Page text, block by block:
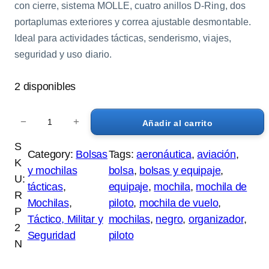
con cierre, sistema MOLLE, cuatro anillos D-Ring, dos
portaplumas exteriores y correa ajustable desmontable.
Ideal para actividades tácticas, senderismo, viajes,
seguridad y uso diario.
2 disponibles
c
h
i
l
a
T
á
− + Añadir al carrito
S
K
U:
R
P
2
N
Category: Bolsas
y mochilas
tácticas
Mochilas
Táctico, Militar y
Seguridad
Tags:aeronáutica, aviación
bolsa, bolsas y equipaje
equipaje, mochila, mochila de
piloto, mochila de vuelo
mochilas, negro, organizador
piloto